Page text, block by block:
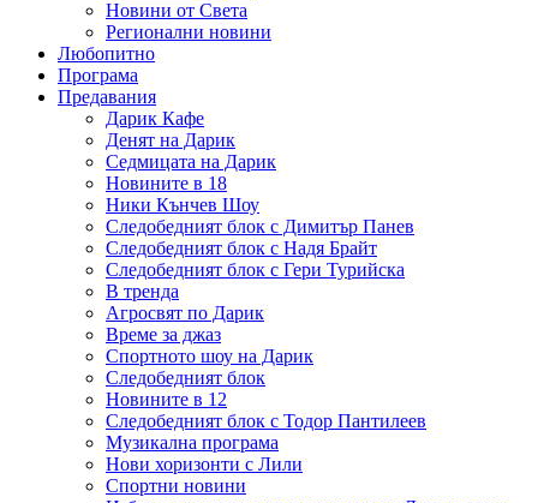
Новини от Света
Регионални новини
Любопитно
Програма
Предавания
Дарик Кафе
Денят на Дарик
Седмицата на Дарик
Новините в 18
Ники Кънчев Шоу
Следобедният блок с Димитър Панев
Следобедният блок с Надя Брайт
Следобедният блок с Гери Турийска
В тренда
Агросвят по Дарик
Време за джаз
Спортното шоу на Дарик
Следобедният блок
Новините в 12
Следобедният блок с Тодор Пантилеев
Музикална програма
Нови хоризонти с Лили
Спортни новини